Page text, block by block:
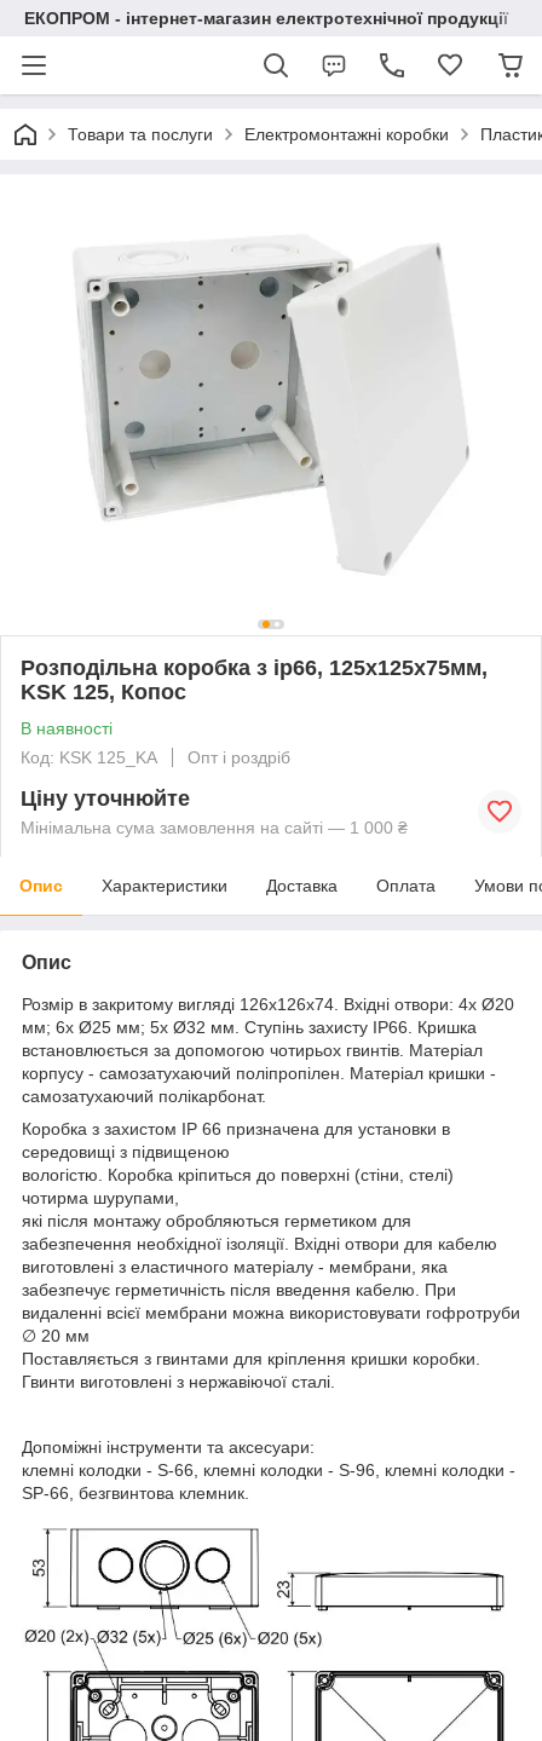
ЕКОПРОМ - інтернет-магазин електротехнічної продукції
Товари та послуги Електромонтажні коробки
Розподільна коробка з ip66, 125х125х75мм,
KSK 125, Копос
В наявності
Код: KSK 125_KA
Опт і роздріб
Ціну уточнюйте
Мінімальна сума замовлення на сайті — 1 000 ₴
Опис Характеристики Доставка Оплата Умови
Опис
Розмір в закритому вигляді 126х126х74. Вхідні отвори: 4x Ø20
мм; 6x Ø25 мм; 5x Ø32 мм. Ступінь захисту IP66. Кришка
встановлюється за допомогою чотирьох гвинтів. Матеріал
корпусу - самозатухаючий поліпропілен. Матеріал кришки -
самозатухаючий полікарбонат.
Коробка з захистом IP 66 призначена для установки в
середовищі з підвищеною
вологістю. Коробка кріпиться до поверхні (стіни, стелі)
чотирма шурупами,
які після монтажу обробляються герметиком для
забезпечення необхідної ізоляції. Вхідні отвори для кабелю
виготовлені з еластичного матеріалу - мембрани, яка
забезпечує герметичність після введення кабелю. При
видаленні всієї мембрани можна використовувати гофротруби
∅ 20 мм
Поставляється з гвинтами для кріплення кришки коробки.
Гвинти виготовлені з нержавіючої сталі.
Допоміжні інструменти та аксесуари:
клемні колодки - S-66, клемні колодки - S-96, клемні колодки -
SP-66, безгвинтова клемник.